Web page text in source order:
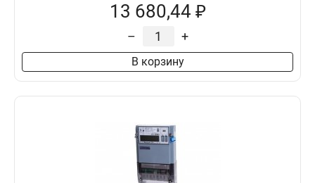
13 680,44 ₽
– +
В корзину